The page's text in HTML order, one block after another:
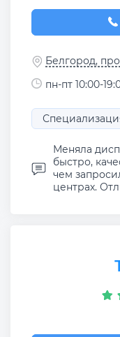
Белгород,
пн-пт 10:00-
Меняла
быстро,
чем
центрах.